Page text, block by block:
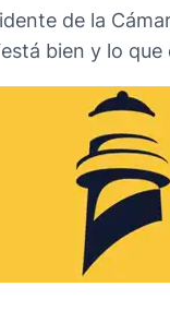
de la
bien y lo que